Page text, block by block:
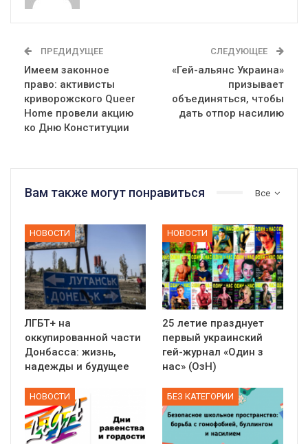
ПРЕДИДУЩЕЕ
Имеем законное
право: активисты
криворожского Queer
Home провели акцию
ко Дню Конституции
СЛЕДУЮЩЕЕ
«Гей-альянс Украина»
призывает
объединяться, чтобы
дать отпор насилию
Все
Вам также могут понравиться
НОВОСТИ
ЛГБТ+ на
оккупированной части
Донбасса: жизнь,
надежды и будущее
НОВОСТИ
25 летие празднует
первый украинский
гей-журнал «Один з
нас» (ОзН)
НОВОСТИ БЕЗ КАТЕГОРИИ